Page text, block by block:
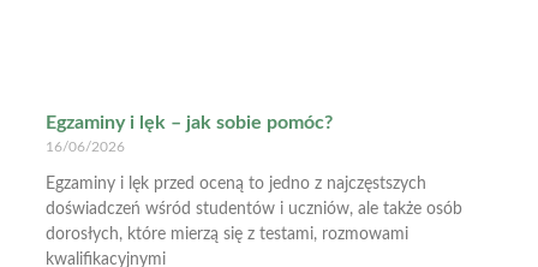
Egzaminy i lęk – jak sobie pomóc?
16/06/2026
Egzaminy i lęk przed oceną to jedno z najczęstszych
doświadczeń wśród studentów i uczniów, ale także osób
dorosłych, które mierzą się z testami, rozmowami
kwalifikacyjnymi